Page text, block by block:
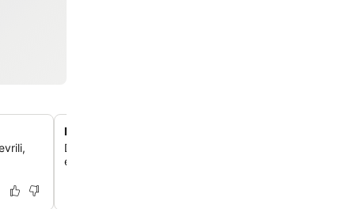
Mis gibi özel plaj erişimi
Deniz kenarında kafa dinlemek için otelin özel plajına
erişimin keyfini çıkarabilirsin.